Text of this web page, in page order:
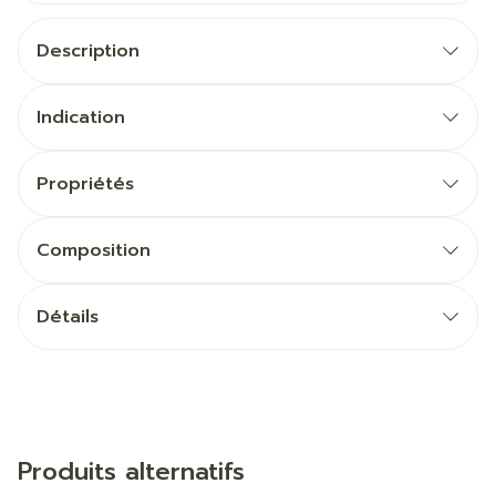
Description
Indication
Propriétés
Composition
Détails
Produits alternatifs